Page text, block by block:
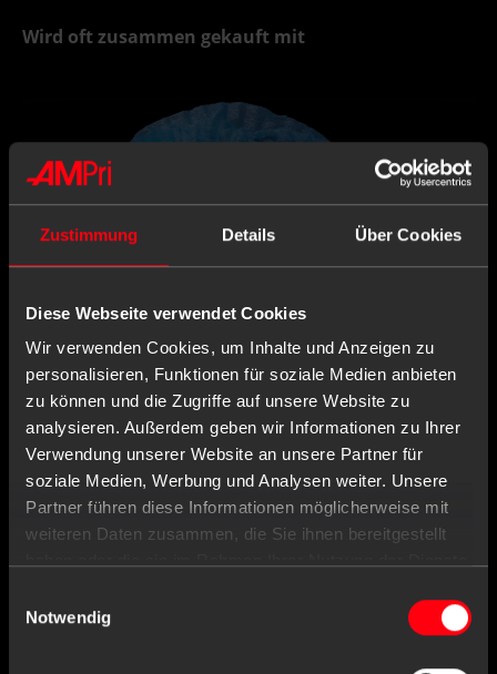
Zustimmung Details Über Cookies
Diese Webseite verwendet Cookies
Wir verwenden Cookies, um Inhalte und Anzeigen zu
personalisieren, Funktionen für soziale Medien anbieten
zu können und die Zugriffe auf unsere Website zu
analysieren. Außerdem geben wir Informationen zu Ihrer
Verwendung unserer Website an unsere Partner für
soziale Medien, Werbung und Analysen weiter. Unsere
Partner führen diese Informationen möglicherweise mit
weiteren Daten zusammen, die Sie ihnen bereitgestellt
Notwendig
Wird oft zusammen gekauft mit
Klipphauben, Größe M, Durchmesser 42
cm, blau, Med-Comfort